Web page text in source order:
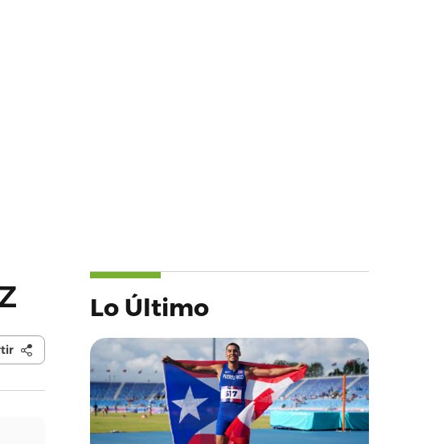
Lo Último